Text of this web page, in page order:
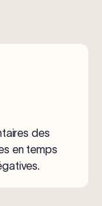
des
en temps